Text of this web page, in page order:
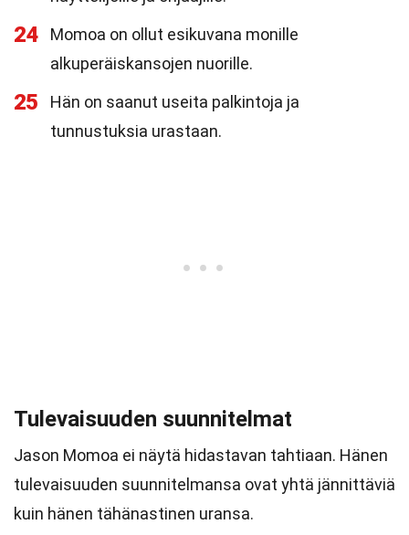
24
Momoa on ollut esikuvana monille
alkuperäiskansojen nuorille.
25
Hän on saanut useita palkintoja ja
tunnustuksia urastaan.
Tulevaisuuden suunnitelmat
Jason Momoa ei näytä hidastavan tahtiaan. Hänen
tulevaisuuden suunnitelmansa ovat yhtä jännittäviä
kuin hänen tähänastinen uransa.